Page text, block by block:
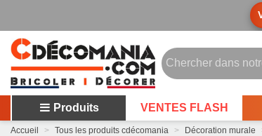
Produits VENTES FLASH
Accueil > Tous les produits cdécomania > Décoration murale